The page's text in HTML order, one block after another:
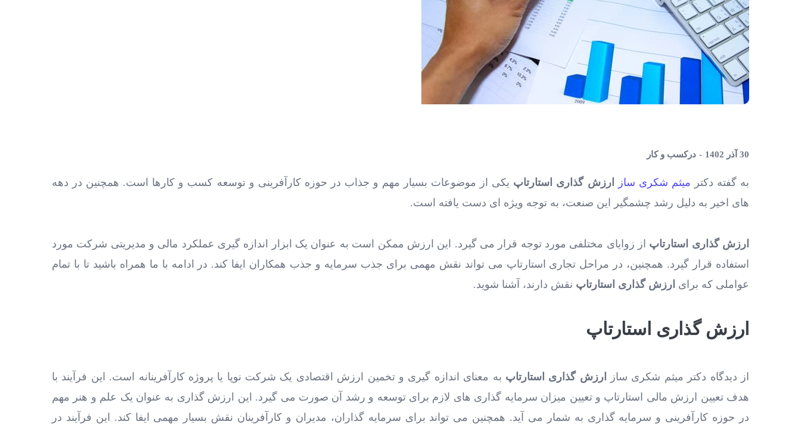
30 آذر 1402 درکسب و کار
به گفته دکتر میثم شکری ساز ارزش گذاری استارتاپ یکی از موضوعات بسیار مهم و جذاب در حوزه کارآفرینی و توسعه کسب و کارها است. همچنین در دهه‌
های اخیر به دلیل رشد چشمگیر این صنعت، به توجه ویژه‌ ای دست یافته است.
ارزش‌ گذاری استارتاپ از زوایای مختلفی مورد توجه قرار می ‌گیرد. این ارزش ممکن است به عنوان یک ابزار اندازه‌ گیری عملکرد مالی و مدیریتی شرکت مورد
استفاده قرار گیرد. همچنین، در مراحل تجاری استارتاپ می‌ تواند نقش مهمی برای جذب سرمایه و جذب همکاران ایفا کند. در ادامه با ما همراه باشید تا با تمام
عواملی که برای ارزش گذاری استارتاپ نقش دارند، آشنا شوید.
ارزش گذاری استارتاپ
از دیدگاه دکتر میثم شکری ساز ارزش‌ گذاری استارتاپ به معنای اندازه‌ گیری و تخمین ارزش اقتصادی یک شرکت نوپا یا پروژه کارآفرینانه است. این فرآیند با
هدف تعیین ارزش مالی استارتاپ و تعیین میزان سرمایه گذاری ‌های لازم برای توسعه و رشد آن صورت می ‌گیرد. این ارزش گذاری به عنوان یک علم و هنر مهم
در حوزه کارآفرینی و سرمایه ‌گذاری به شمار می ‌آید. همچنین می ‌تواند برای سرمایه‌ گذاران، مدیران و کارآفرینان نقش بسیار مهمی ایفا کند. این فرآیند در